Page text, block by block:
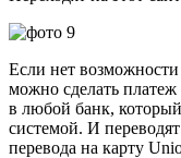
Если нет
можно сделать
в любой банк,
системой. И
перевода на карту